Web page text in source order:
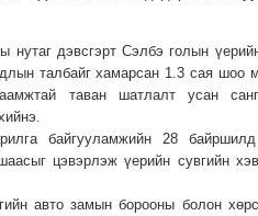
нутаг дэвсгэрт Сэлбэ голын
талбайг хамарсан 1.3 сая шоо
таван шатлалт усан
байгууламжийн 28
цэвэрлэж үерийн сувгийн
авто замын борооны болон